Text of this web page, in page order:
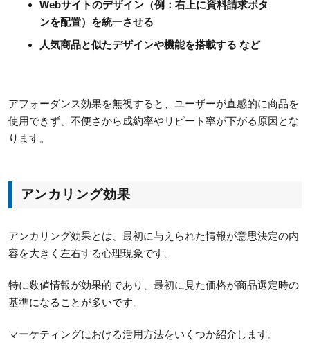
Webサイトのデザイン（例：右上に資料請求ボタ
ンを配置）を統一させる
人気商品と似たデザインや機能を搭載する など
アフォーダンス効果を無視すると、ユーザーが直感的に商品を
使用できず、不便さから成約率やリピート率が下がる原因とな
ります。
アンカリング効果
アンカリング効果とは、最初に与えられた情報が意思決定の内
容を大きく左右する心理現象です。
特に数値情報が効果的であり、最初に見た価格が商品選定時の
基準になることが多いです。
マーケティングにおける活用方法をいくつか紹介します。